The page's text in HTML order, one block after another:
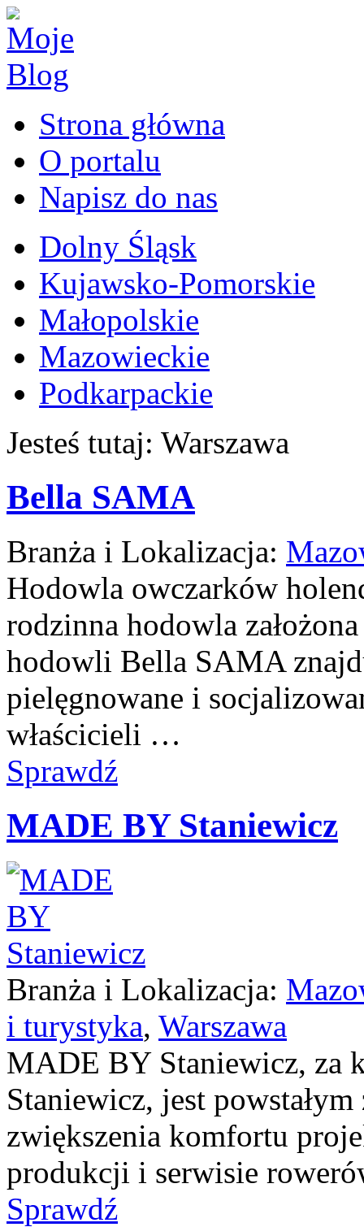
Strona główna
O portalu
Napisz do nas
Dolny Śląsk
Kujawsko-Pomorskie
Małopolskie
Mazowieckie
Podkarpackie
Jesteś tutaj: Warszawa
Bella SAMA
Branża i Lokalizacja:
Hodowla owczarków
rodzinna hodowla
hodowli Bella SAMA
pielęgnowane i
właścicieli …
Sprawdź
MADE BY Staniewicz
Branża i Lokalizacja:
i turystyka, Warszawa
MADE BY Staniewicz, za
Staniewicz, jest
zwiększenia komfortu
produkcji i serwisie
Sprawdź